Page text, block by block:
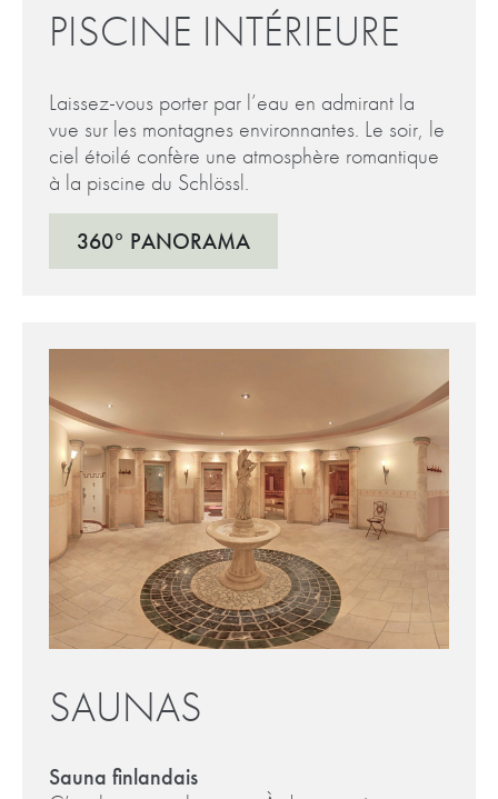
PISCINE INTÉRIEURE
Laissez-vous porter par l’eau en admirant la
vue sur les montagnes environnantes. Le soir, le
ciel étoilé confère une atmosphère romantique
à la piscine du Schlössl.
360° PANORAMA
SAUNAS
Sauna finlandais